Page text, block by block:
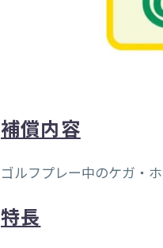
補償内容
ゴルフプレー中のケガ・
特長